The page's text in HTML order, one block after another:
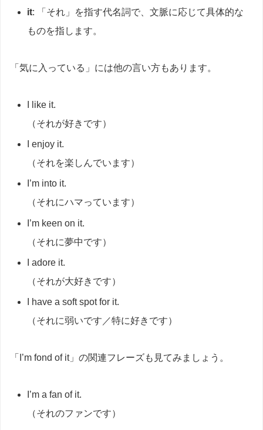
it: 「それ」を指す代名詞で、文脈に応じて具体的な
ものを指します。
「気に入っている」には他の言い方もあります。
I like it.
（それが好きです）
I enjoy it.
（それを楽しんでいます）
I’m into it.
（それにハマっています）
I’m keen on it.
（それに夢中です）
I adore it.
（それが大好きです）
I have a soft spot for it.
（それに弱いです／特に好きです）
「I’m fond of it」の関連フレーズも見てみましょう。
I’m a fan of it.
（それのファンです）